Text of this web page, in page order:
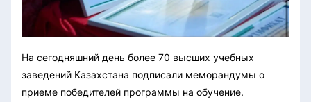
На сегодняшний день более 70 высших учебных
заведений Казахстана подписали меморандумы о
приеме победителей программы на обучение.